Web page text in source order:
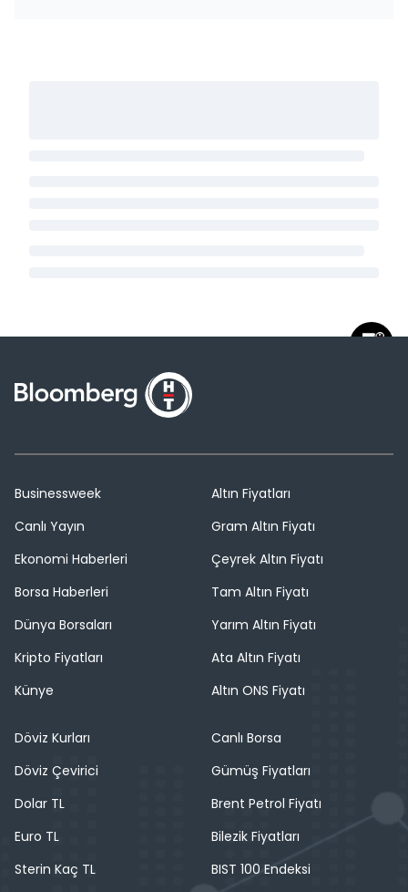
Businessweek
Canlı Yayın
Ekonomi Haberleri
Borsa Haberleri
Dünya Borsaları
Kripto Fiyatları
Künye
Altın Fiyatları
Gram Altın Fiyatı
Çeyrek Altın Fiyatı
Tam Altın Fiyatı
Yarım Altın Fiyatı
Ata Altın Fiyatı
Altın ONS Fiyatı
Döviz Kurları
Döviz Çevirici
Dolar TL
Euro TL
Sterin Kaç TL
Canlı Borsa
Gümüş Fiyatları
Brent Petrol Fiyatı
Bilezik Fiyatları
BIST 100 Endeksi